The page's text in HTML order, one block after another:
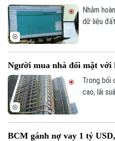
Nhằm
dữ liệu
từng tờ
đất như
là giải
Người mua nhà đối mặt với
Trong bối
cao, lãi
BCM gánh nợ vay 1 tỷ